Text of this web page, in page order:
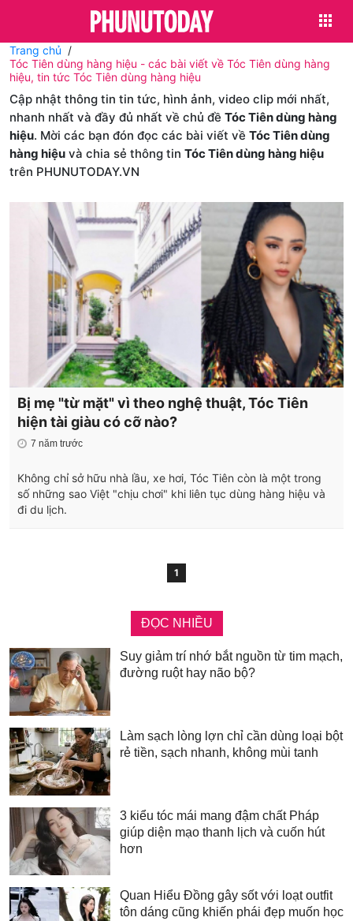
Trang chủ
Tóc Tiên dùng hàng hiệu - các bài viết về Tóc Tiên dùng hàng
hiệu, tin tức Tóc Tiên dùng hàng hiệu
Cập nhật thông tin tin tức, hình ảnh, video clip mới nhất,
nhanh nhất và đầy đủ nhất về chủ đề Tóc Tiên dùng hàng
hiệu. Mời các bạn đón đọc các bài viết về Tóc Tiên dùng
hàng hiệu và chia sẻ thông tin Tóc Tiên dùng hàng hiệu
trên PHUNUTODAY.VN
Bị mẹ "từ mặt" vì theo nghệ thuật, Tóc Tiên
hiện tài giàu có cỡ nào?
7 năm trước
Không chỉ sở hữu nhà lầu, xe hơi, Tóc Tiên còn là một trong
số những sao Việt "chịu chơi" khi liên tục dùng hàng hiệu và
đi du lịch.
1
ĐỌC NHIỀU
Suy giảm trí nhớ bắt nguồn từ tim mạch,
đường ruột hay não bộ?
Làm sạch lòng lợn chỉ cần dùng loại bột
rẻ tiền, sạch nhanh, không mùi tanh
3 kiểu tóc mái mang đậm chất Pháp
giúp diện mạo thanh lịch và cuốn hút
hơn
Quan Hiểu Đồng gây sốt với loạt outfit
tôn dáng cũng khiến phái đẹp muốn học